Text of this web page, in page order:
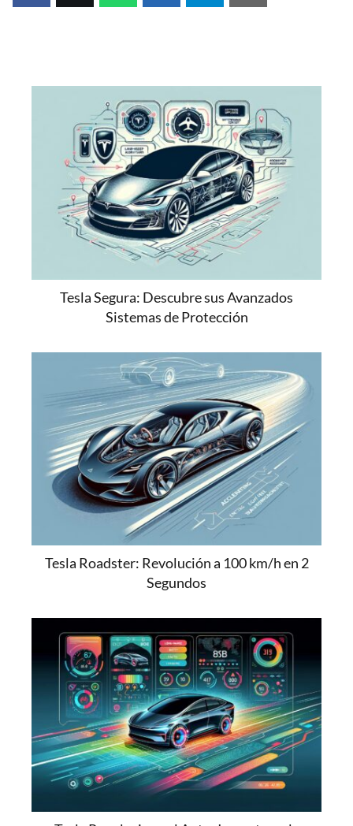
Tesla Segura: Descubre sus Avanzados
Sistemas de Protección
Tesla Roadster: Revolución a 100 km/h en 2
Segundos